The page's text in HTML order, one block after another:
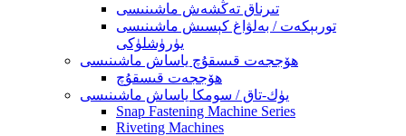
تىرناق تەڭشەش ماشىنىسى
توربېكەت / بەلۋاغ كېسىش ماشىنىسى
يۈرۈشلۈكى
ھۆججەت قىسقۇچ ياساش ماشىنىسى
ھۆججەت قىسقۇچ
يۈك-تاق / سومكا ياساش ماشىنىسى
Snap Fastening Machine Series
Riveting Machines